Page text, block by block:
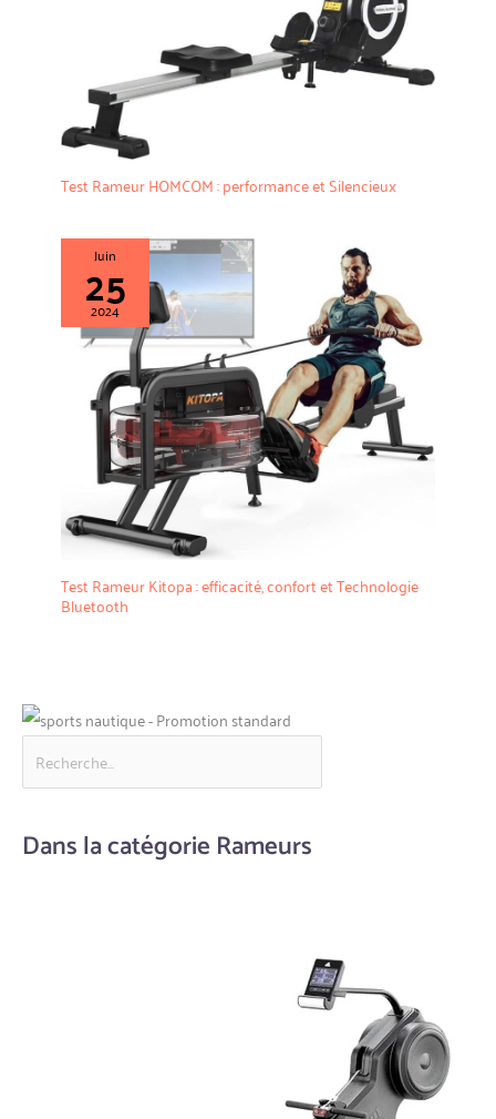
Test Rameur HOMCOM : performance et Silencieux
Juin
25
2024
Test Rameur Kitopa : efficacité, confort et Technologie
Bluetooth
Dans la catégorie Rameurs